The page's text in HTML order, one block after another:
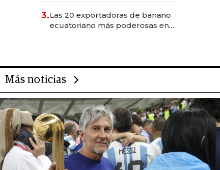
3.Las 20 exportadoras de banano
ecuatoriano más poderosas en
Más noticias